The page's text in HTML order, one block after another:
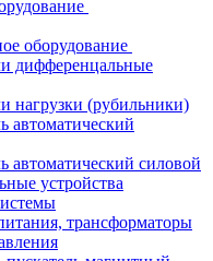
оборудование
дифференцальные
нагрузки (рубильники)
автоматический
автоматический силовой
устройства
трансформаторы